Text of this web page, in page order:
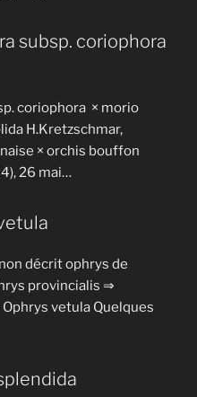
subsp. coriophora
coriophora × morio
H.Kretzschmar,
× orchis bouffon
26 mai…
décrit ophrys de
provincialis ⇒
vetula Quelques